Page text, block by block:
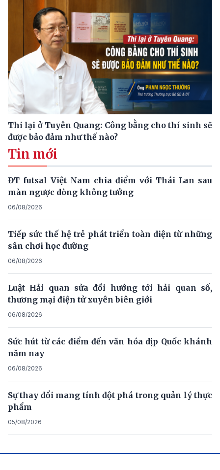
Thi lại ở Tuyên Quang: Công bằng cho thí sinh sẽ
được bảo đảm như thế nào?
Tin mới
ĐT futsal Việt Nam chia điểm với Thái Lan sau
màn ngược dòng không tưởng
06/08/2026
Tiếp sức thế hệ trẻ phát triển toàn diện từ những
sân chơi học đường
06/08/2026
Luật Hải quan sửa đổi hướng tới hải quan số,
thương mại điện tử xuyên biên giới
06/08/2026
Sức hút từ các điểm đến văn hóa dịp Quốc khánh
năm nay
06/08/2026
Sự thay đổi mang tính đột phá trong quản lý thực
phẩm
05/08/2026